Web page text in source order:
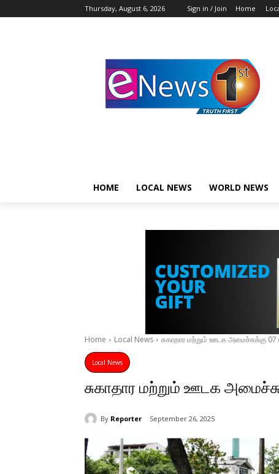
Thursday, August 6, 2026 Sign in / Join Home
HOME LOCAL NEWS WORLD NEWS
Home Local News சுகாதார மற்றும் ஊடக அமைச்சுக்கு 07
Local News
சுகாதார மற்றும் ஊடக
By Reporter September 26, 2025